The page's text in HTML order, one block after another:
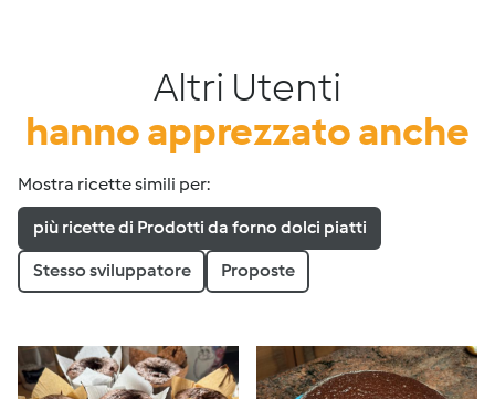
Altri Utenti
hanno apprezzato anche
Mostra ricette simili per:
più ricette di Prodotti da forno dolci piatti
Stesso sviluppatore Proposte